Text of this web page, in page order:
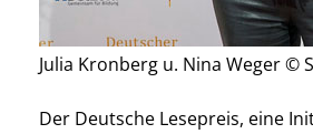
Julia Kronberg u. Nina Weger ©
Der Deutsche Lesepreis, eine